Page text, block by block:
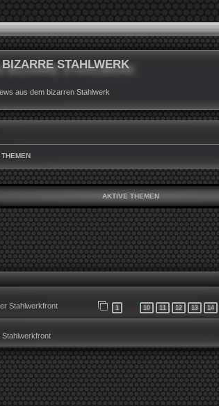
STAHLWERK
aus dem bizarren Stahlwerk
AKTIVE THEMEN
Stahlwerkfront 1 … 10 11 12 13 14